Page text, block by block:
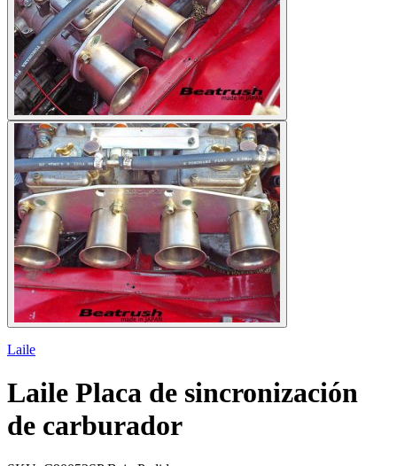
Laile
Laile Placa de sincronización
de carburador